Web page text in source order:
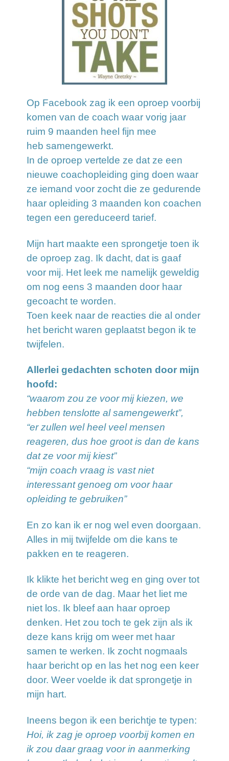
Op Facebook zag ik een oproep voorbij
komen van de coach waar vorig jaar
ruim 9 maanden heel fijn mee
heb samengewerkt.
In de oproep vertelde ze dat ze een
nieuwe coachopleiding ging doen waar
ze iemand voor zocht die ze gedurende
haar opleiding 3 maanden kon coachen
tegen een gereduceerd tarief.
Mijn hart maakte een sprongetje toen ik
de oproep zag. Ik dacht, dat is gaaf
voor mij. Het leek me namelijk geweldig
om nog eens 3 maanden door haar
gecoacht te worden.
Toen keek naar de reacties die al onder
het bericht waren geplaatst begon ik te
twijfelen.
Allerlei gedachten schoten door mijn
hoofd:
“waarom zou ze voor mij kiezen, we
hebben tenslotte al samengewerkt”,
“er zullen wel heel veel mensen
reageren, dus hoe groot is dan de kans
dat ze voor mij kiest”
“mijn coach vraag is vast niet
interessant genoeg om voor haar
opleiding te gebruiken”
En zo kan ik er nog wel even doorgaan.
Alles in mij twijfelde om die kans te
pakken en te reageren.
Ik klikte het bericht weg en ging over tot
de orde van de dag. Maar het liet me
niet los. Ik bleef aan haar oproep
denken. Het zou toch te gek zijn als ik
deze kans krijg om weer met haar
samen te werken. Ik zocht nogmaals
haar bericht op en las het nog een keer
door. Weer voelde ik dat sprongetje in
mijn hart.
Ineens begon ik een berichtje te typen:
Hoi, ik zag je oproep voorbij komen en
ik zou daar graag voor in aanmerking